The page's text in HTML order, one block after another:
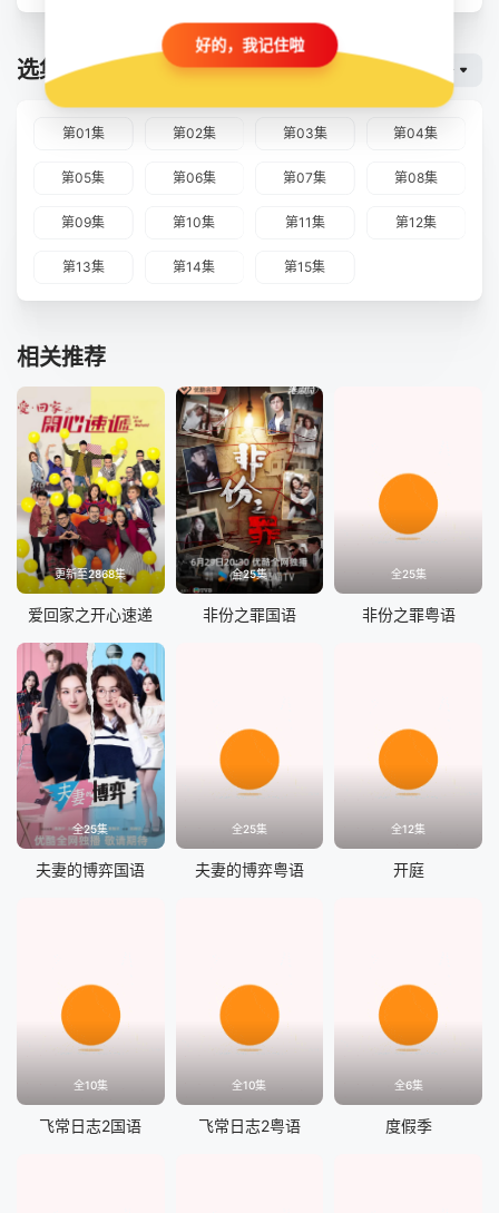
选集播放 暴风云
第01集 第02集 第03集 第04集
第05集 第06集 第07集 第08集
第09集 第10集 第11集 第12集
第13集 第14集 第15集
相关推荐
更新至2868集
爱回家之开心速递
全25集
非份之罪国语
全25集
非份之罪粤语
全25集
夫妻的博弈国语
全25集
夫妻的博弈粤语
全12集
开庭
全10集
飞常日志2国语
全10集
飞常日志2粤语
全6集
度假季
好的，我记住啦